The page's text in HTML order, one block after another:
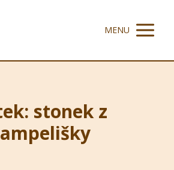
MENU
stonek z